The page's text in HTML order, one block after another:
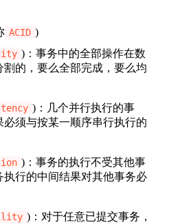
ACID )
)：事务中的全部操作在数
割的，要么全部完成，要么均
)：几个并行执行的事
必须与按某一顺序串行执行的
)：事务的执行不受其他事
执行的中间结果对其他事务必
)：对于任意已提交事务，